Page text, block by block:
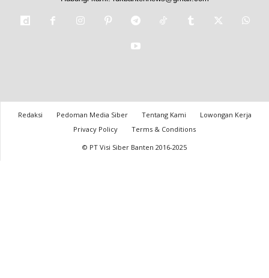
Redaksi Pedoman Media Siber Tentang Kami
Lowongan Kerja
Privacy Policy
Terms & Conditions
© PT Visi Siber Banten 2016-2025